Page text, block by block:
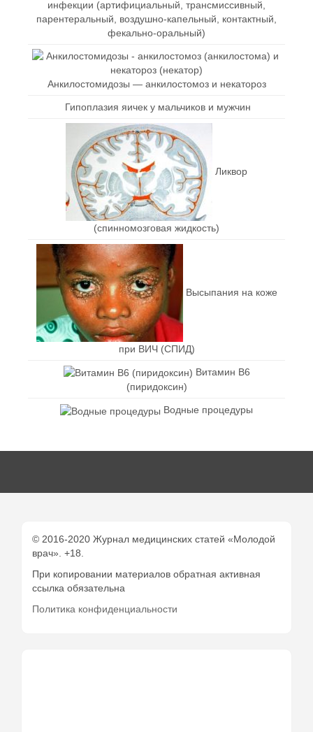
инфекции (артифициальный, трансмиссивный,
парентеральный, воздушно-капельный, контактный,
фекально-оральный)
Анкилостомидозы — анкилостомоз и некатороз
Гипоплазия яичек у мальчиков и мужчин
Ликвор
(спинномозговая жидкость)
Высыпания на коже
при ВИЧ (СПИД)
Витамин В6
(пиридоксин)
Водные процедуры
© 2016-2020 Журнал медицинских статей «Молодой
врач». +18.
При копировании материалов обратная активная
ссылка обязательна
Политика конфиденциальности